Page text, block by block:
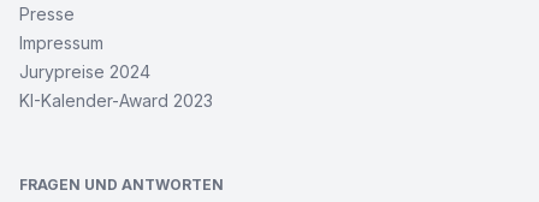
Presse
Impressum
Jurypreise 2024
KI-Kalender-Award 2023
FRAGEN UND ANTWORTEN